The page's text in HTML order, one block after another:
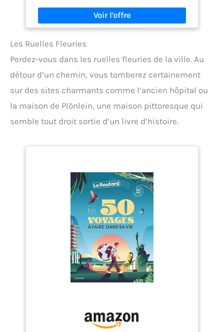
Les Ruelles Fleuries
Perdez-vous dans les ruelles fleuries de la ville. Au
détour d’un chemin, vous tomberez certainement
sur des sites charmants comme l’ancien hôpital ou
la maison de Plönlein, une maison pittoresque qui
semble tout droit sortie d’un livre d’histoire.